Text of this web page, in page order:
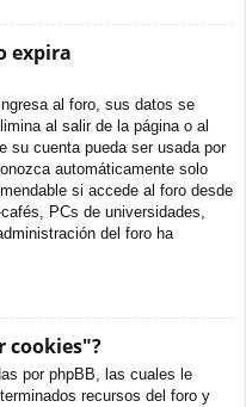
expira
al foro, sus datos se
al salir de la página o al
su cuenta pueda ser usada por
automáticamente solo
si accede al foro desde
PCs de universidades,
del foro ha
cookies"?
por phpBB, las cuales le
recursos del foro y